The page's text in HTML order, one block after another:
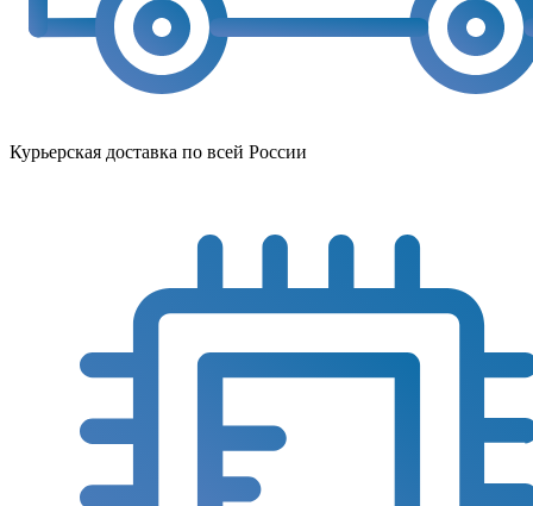
Курьерская доставка по всей России